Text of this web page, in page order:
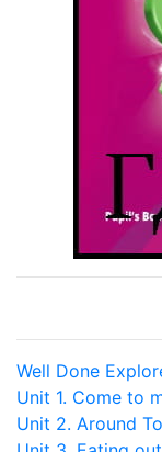
Well Done
Unit 1. Come to
Unit 2. Around